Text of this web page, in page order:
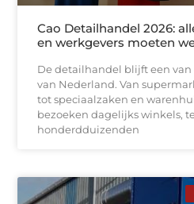
Cao Detailhandel 2026:
en werkgevers moeten
De detailhandel blijft een van
van Nederland. Van
tot speciaalzaken en
bezoeken dagelijks winkels,
honderdduizenden